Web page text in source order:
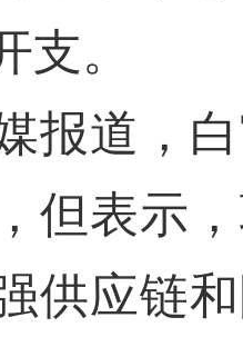
支。
道，白
但表示
供应链